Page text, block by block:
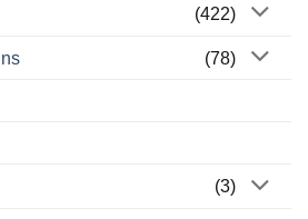
(422)
(78)
(3)